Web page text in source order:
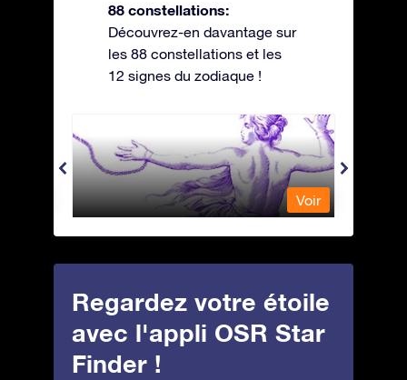
88 constellations:
Découvrez-en davantage sur
les 88 constellations et les
12 signes du zodiaque !
Andromeda - Andromède
Voir
Regardez votre étoile
avec l'appli OSR Star
Finder !